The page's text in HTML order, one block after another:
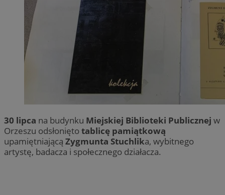
30 lipca na budynku Miejskiej Biblioteki Publicznej w
Orzeszu odsłoniętotablicę pamiątkową
upamiętniającą Zygmunta Stuchlika, wybitnego
artystę, badacza i społecznego działacza.